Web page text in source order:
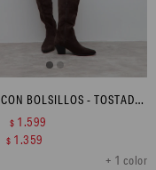
SACÓN CON BOLSILLOS - TOSTADO MELANGE
+ 1 color
$ 1.599
$ 1.359